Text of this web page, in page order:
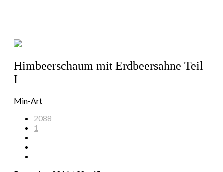
Himbeerschaum mit Erdbeersahne Teil
I
Min-Art
2088
1